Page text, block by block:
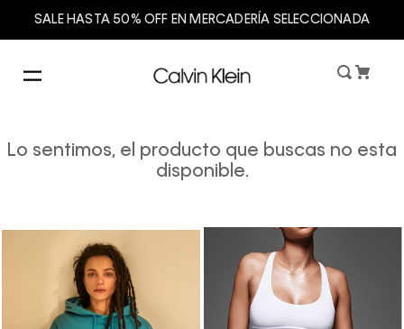
SALE HASTA 50% OFF EN MERCADERÍA SELECCIONADA
Lo sentimos, el producto que buscas no esta
disponible.